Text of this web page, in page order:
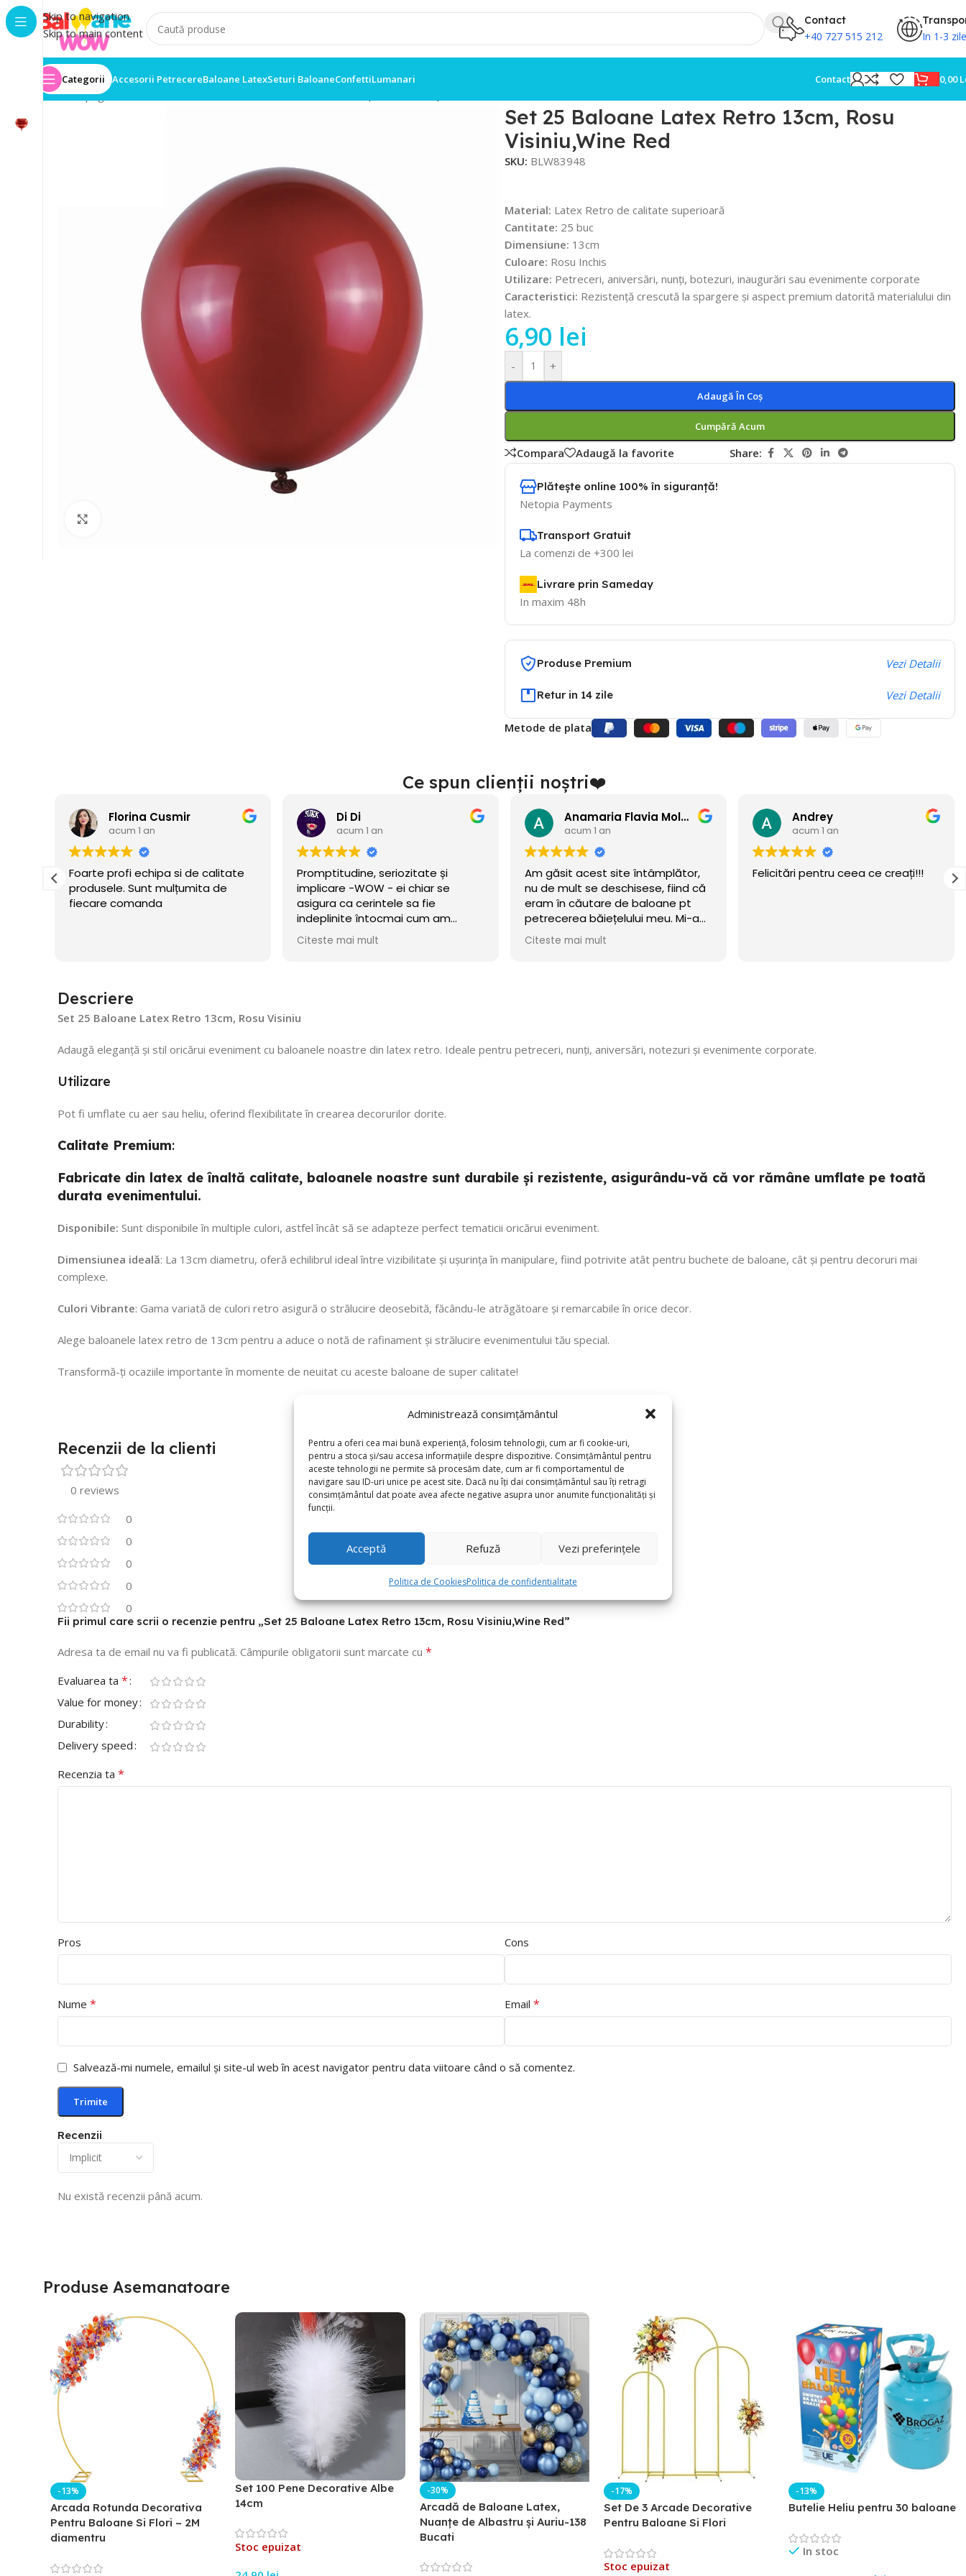
Administrează consimțământul
Pentru a oferi cea mai bună experiență, folosim tehnologii, cum ar fi cookie-uri,
pentru a stoca și/sau accesa informațiile despre dispozitive. Consimțământul pentru
aceste tehnologii ne permite să procesăm date, cum ar fi comportamentul de
navigare sau ID-uri unice pe acest site. Dacă nu îți dai consimțământul sau îți retragi
consimțământul dat poate avea afecte negative asupra unor anumite funcționalități și
funcții.
Acceptă Refuză Vezi preferințele
Politica de CookiesPolitica de confidentialitate
Skip to navigation
Skip to main content
Contact
+40 727 515 212 In 1-3 zile
Categorii Accesorii PetrecereBaloane LatexSeturi BaloaneConfettiLumanari Contact 0,00
Prima pagină
Set 25 Baloane Latex Retro 13cm, Rosu
Visiniu,Wine Red
SKU: BLW83948
Material: Latex Retro de calitate superioară
Cantitate: 25 buc
Dimensiune: 13cm
Culoare: Rosu Inchis
Utilizare: Petreceri, aniversări, nunți, botezuri, inaugurări sau evenimente corporate
Caracteristici: Rezistență crescută la spargere și aspect premium datorită materialului din
latex.
6,90 lei
- +
Adaugă În Coș
Cumpără Acum
Compara Adaugă la favorite Share:
Plătește online 100% în siguranță!
Netopia Payments
Transport Gratuit
La comenzi de +300 lei
Livrare prin Sameday
In maxim 48h
Produse Premium Vezi Detalii
Retur in 14 zile Vezi Detalii
Metode de plata
Ce spun clienții noștri❤️
Florina Cusmir
acum 1 an
Foarte profi echipa si de calitate
produsele. Sunt mulțumita de
fiecare comanda
Di Di
acum 1 an
Promptitudine, seriozitate și
implicare -WOW - ei chiar se
asigura ca cerintele sa fie
indeplinite întocmai cum am
cerut!
Citeste mai mult
Anamaria Flavia Moldovan
acum 1 an
Am găsit acest site întâmplător,
nu de mult se deschisese, fiind că
eram în căutare de baloane pt
petrecerea băiețelului meu. Mi-am
incercat norocul și a meritat.
Baloanele sunt chiar wow 🏆
Citeste mai mult
Andrey
acum 1 an
Felicitări pentru ceea ce creați!!!
Descriere
Set 25 Baloane Latex Retro 13cm, Rosu Visiniu
Adaugă eleganță și stil oricărui eveniment cu baloanele noastre din latex retro. Ideale pentru petreceri, nunți, aniversări, notezuri și evenimente corporate.
Utilizare
Pot fi umflate cu aer sau heliu, oferind flexibilitate în crearea decorurilor dorite.
Calitate Premium:
Fabricate din latex de înaltă calitate, baloanele noastre sunt durabile și rezistente, asigurându-vă că vor rămâne umflate pe toată
durata evenimentului.
Disponibile: Sunt disponibile în multiple culori, astfel încât să se adapteze perfect tematicii oricărui eveniment.
Dimensiunea ideală: La 13cm diametru, oferă echilibrul ideal între vizibilitate și ușurința în manipulare, fiind potrivite atât pentru buchete de baloane, cât și pentru decoruri mai
complexe.
Culori Vibrante: Gama variată de culori retro asigură o strălucire deosebită, făcându-le atrăgătoare și remarcabile în orice decor.
Alege baloanele latex retro de 13cm pentru a aduce o notă de rafinament și strălucire evenimentului tău special.
Transformă-ți ocaziile importante în momente de neuitat cu aceste baloane de super calitate!
Recenzii de la clienti
0 reviews
0
0
0
0
0
Recenzii
Nu există recenzii până acum.
Fii primul care scrii o recenzie pentru „Set 25 Baloane Latex Retro 13cm, Rosu Visiniu,Wine Red”
Adresa ta de email nu va fi publicată. Câmpurile obligatorii sunt marcate cu *
Evaluarea ta *
Value for money
Durability
Delivery speed
Recenzia ta *
Pros Cons
Nume * Email *
Salvează-mi numele, emailul și site-ul web în acest navigator pentru data viitoare când o să comentez.
Produse Asemanatoare
-13%
Arcada Rotunda Decorativa
Pentru Baloane Si Flori – 2M
diamentru
Set 100 Pene Decorative Albe
14cm
Stoc epuizat
-30%
Arcadă de Baloane Latex,
Nuanțe de Albastru și Auriu-138
Bucati
-17%
Set De 3 Arcade Decorative
Pentru Baloane Si Flori
Stoc epuizat
-13%
Butelie Heliu pentru 30 baloane
In stoc